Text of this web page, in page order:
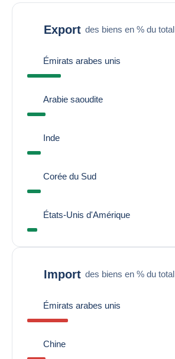
Export des biens en % du total
Émirats arabes unis
Arabie saoudite
Inde
Corée du Sud
États-Unis d'Amérique
Import des biens en % du total
Émirats arabes unis
Chine